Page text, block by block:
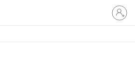
Sign
in
to
account